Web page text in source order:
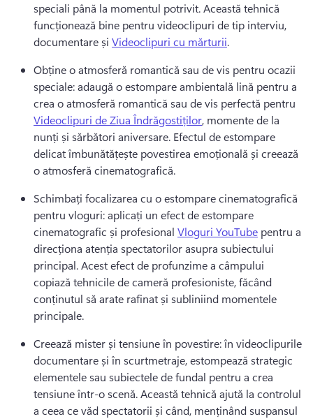
speciali până la momentul potrivit. Această tehnică
funcționează bine pentru videoclipuri de tip interviu,
documentare și Videoclipuri cu mărturii.
Obține o atmosferă romantică sau de vis pentru ocazii
speciale: adaugă o estompare ambientală lină pentru a
crea o atmosferă romantică sau de vis perfectă pentru
Videoclipuri de Ziua Îndrăgostiților, momente de la
nunți și sărbători aniversare. Efectul de estompare
delicat îmbunătățește povestirea emoțională și creează
o atmosferă cinematografică.
Schimbați focalizarea cu o estompare cinematografică
pentru vloguri: aplicați un efect de estompare
cinematografic și profesional Vloguri YouTube pentru a
direcționa atenția spectatorilor asupra subiectului
principal. Acest efect de profunzime a câmpului
copiază tehnicile de cameră profesioniste, făcând
conținutul să arate rafinat și subliniind momentele
principale.
Creează mister și tensiune în povestire: în videoclipurile
documentare și în scurtmetraje, estompează strategic
elementele sau subiectele de fundal pentru a crea
tensiune într-o scenă. Această tehnică ajută la controlul
a ceea ce văd spectatorii și când, menținând suspansul